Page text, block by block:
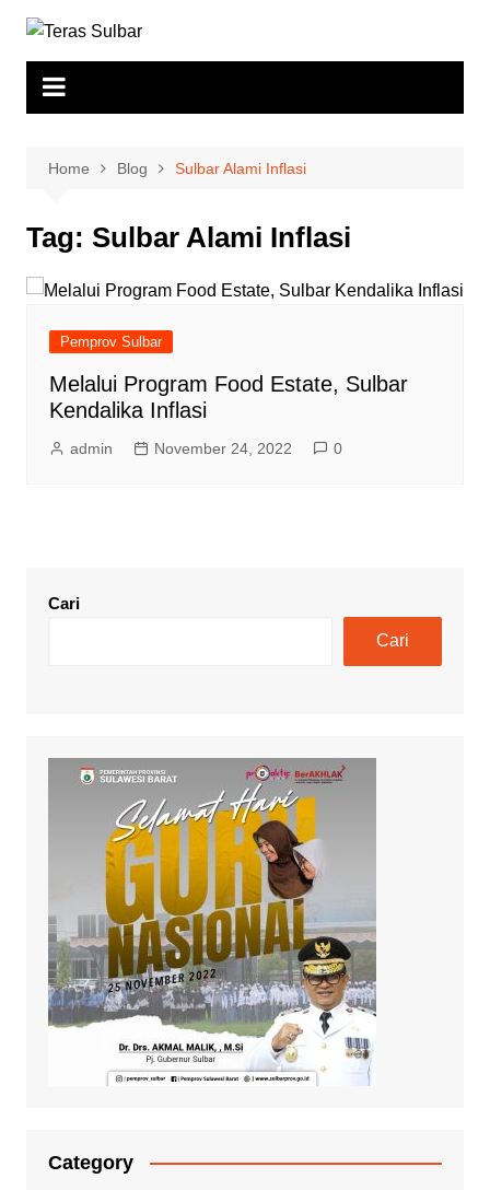
content
Home Blog Sulbar Alami Inflasi
Tag: Sulbar Alami Inflasi
Pemprov Sulbar
Melalui Program Food Estate, Sulbar
Kendalika Inflasi
admin November 24, 2022 0
Cari
Cari
Category